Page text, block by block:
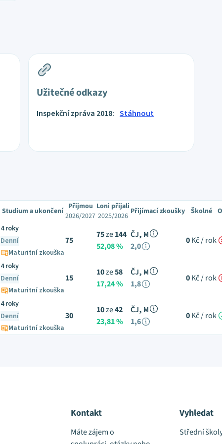
Užitečné odkazy
Inspekční zpráva 2018: Stáhnout
Studium a ukončení Přijmou
2026/2027
Loni přijali
2025/2026 Přijímací zkoušky Školné
4 roky
Denní
Maturitní zkouška
75
75ze144
52,08 %
ČJ, M
2,0
0Kč / rok
4 roky
Denní
Maturitní zkouška
15
10ze58
17,24 %
ČJ, M
1,8
0Kč / rok
4 roky
Denní
Maturitní zkouška
30
10ze42
23,81 %
ČJ, M
1,6
0Kč / rok
Kontakt
Máte zájem o
Vyhledat
Střední